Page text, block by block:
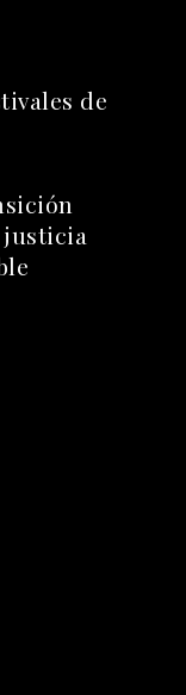
de
justicia